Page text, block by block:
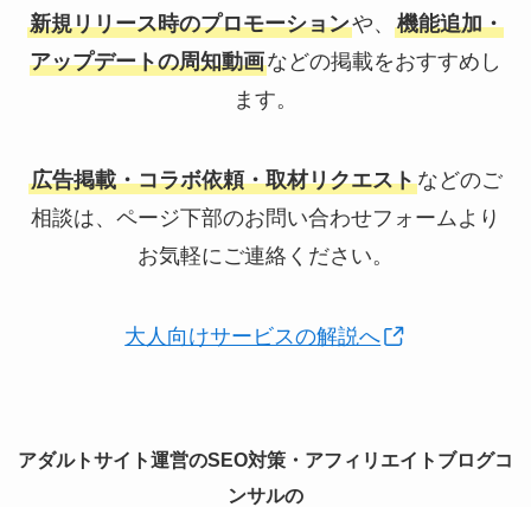
新規リリース時のプロモーションや、 機能追加・
アップデートの周知動画などの掲載をおすすめし
ます。
広告掲載・コラボ依頼・取材リクエストなどのご
相談は、ページ下部のお問い合わせフォームより
お気軽にご連絡ください。
大人向けサービスの解説へ
アダルトサイト運営のSEO対策・アフィリエイトブログコ
ンサルの